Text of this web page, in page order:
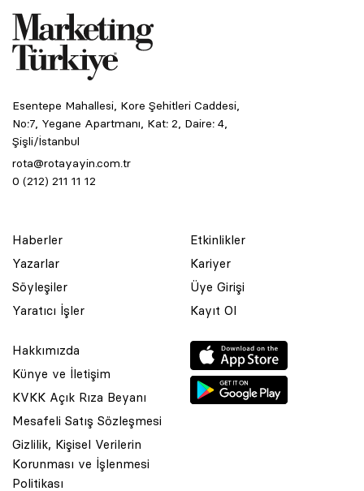
Esentepe Mahallesi, Kore Şehitleri Caddesi,
No:7, Yegane Apartmanı, Kat: 2, Daire: 4,
Şişli/İstanbul
rota@rotayayin.com.tr
0 (212) 211 11 12
Haberler
Yazarlar
Söyleşiler
Yaratıcı İşler
Etkinlikler
Kariyer
Üye Girişi
Kayıt Ol
Hakkımızda
Künye ve İletişim
KVKK Açık Rıza Beyanı
Mesafeli Satış Sözleşmesi
Gizlilik, Kişisel Verilerin
Korunması ve İşlenmesi
Politikası
© 2001 Rota Yayın Yapım Tanıtım Tic. Ltd. Şti. Bu Sitede Bulunan